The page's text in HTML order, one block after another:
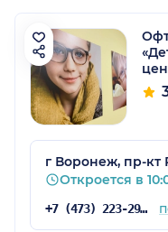
г Воронеж, пр-кт
Откроется в
+7 (473) 223-29-99